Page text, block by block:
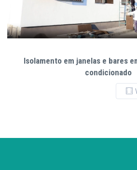
Isolamento em janelas e bares
condicionado